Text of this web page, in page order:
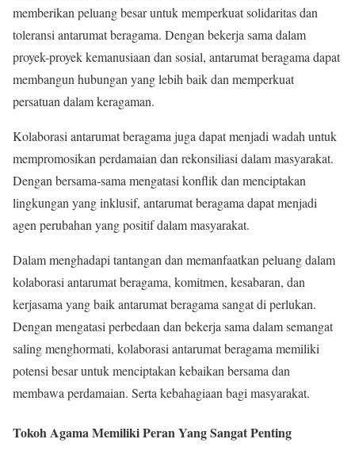
memberikan peluang besar untuk memperkuat solidaritas dan
toleransi antarumat beragama. Dengan bekerja sama dalam
proyek-proyek kemanusiaan dan sosial, antarumat beragama dapat
membangun hubungan yang lebih baik dan memperkuat
persatuan dalam keragaman.
Kolaborasi antarumat beragama juga dapat menjadi wadah untuk
mempromosikan perdamaian dan rekonsiliasi dalam masyarakat.
Dengan bersama-sama mengatasi konflik dan menciptakan
lingkungan yang inklusif, antarumat beragama dapat menjadi
agen perubahan yang positif dalam masyarakat.
Dalam menghadapi tantangan dan memanfaatkan peluang dalam
kolaborasi antarumat beragama, komitmen, kesabaran, dan
kerjasama yang baik antarumat beragama sangat di perlukan.
Dengan mengatasi perbedaan dan bekerja sama dalam semangat
saling menghormati, kolaborasi antarumat beragama memiliki
potensi besar untuk menciptakan kebaikan bersama dan
membawa perdamaian. Serta kebahagiaan bagi masyarakat.
Tokoh Agama Memiliki Peran Yang Sangat Penting